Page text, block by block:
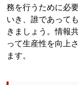
務を行うために必
いき、誰であって
きましょう。情報
って生産性を向上
ます。